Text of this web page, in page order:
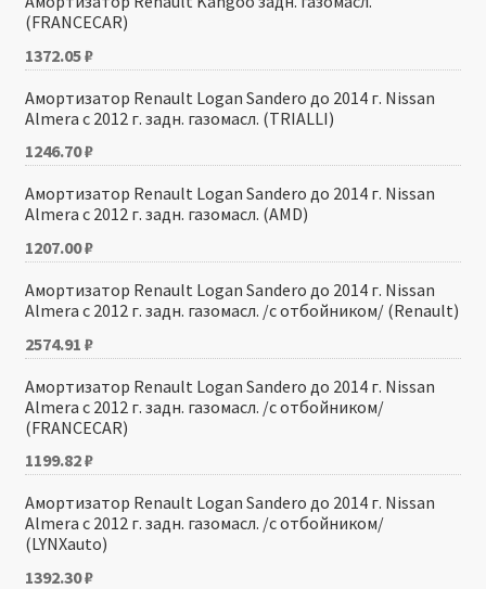
(FRANCECAR)
1372.05₽
Амортизатор Renault Logan Sandero до 2014 г. Nissan
Almera с 2012 г. задн. газомасл. (TRIALLI)
1246.70₽
Амортизатор Renault Logan Sandero до 2014 г. Nissan
Almera с 2012 г. задн. газомасл. (AMD)
1207.00₽
Амортизатор Renault Logan Sandero до 2014 г. Nissan
Almera с 2012 г. задн. газомасл. /с отбойником/ (Renault)
2574.91 ₽
Амортизатор Renault Logan Sandero до 2014 г. Nissan
Almera с 2012 г. задн. газомасл. /с отбойником/
(FRANCECAR)
1199.82₽
Амортизатор Renault Logan Sandero до 2014 г. Nissan
Almera с 2012 г. задн. газомасл. /с отбойником/
(LYNXauto)
1392.30₽